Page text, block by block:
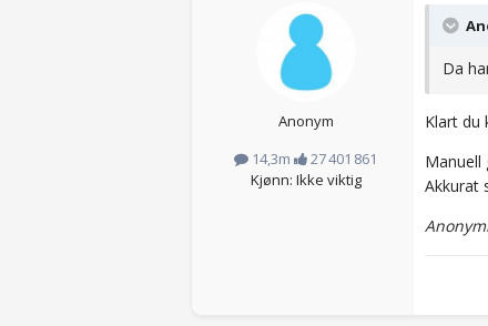
Anonym
14,3m
27 401 861
Kjønn: Ikke viktig
Da
Klart du
Manuell
Akkurat